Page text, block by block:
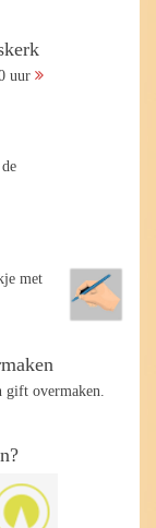
uur
met
gift overmaken.